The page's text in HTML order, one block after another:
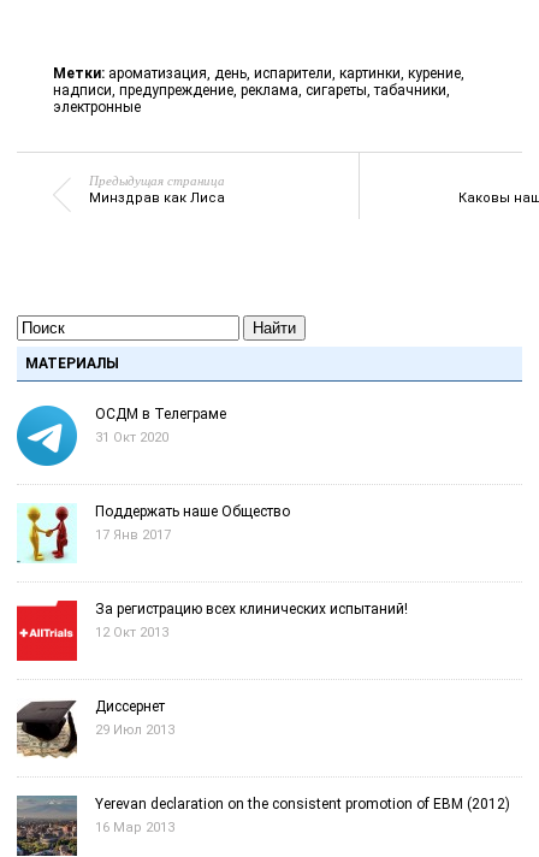
Метки: ароматизация, день, испарители, картинки, курение,
надписи, предупреждение, реклама, сигареты,табачники,
электронные
Предыдущая страница
Минздрав как Лиса Каковы
Найти
МАТЕРИАЛЫ
ОСДМ в Телеграме
31 Окт 2020
Поддержать наше Общество
17 Янв 2017
За регистрацию всех клинических испытаний!
12 Окт 2013
Диссернет
29 Июл 2013
Yerevan declaration on the consistent promotion of EBM (2012)
16 Мар 2013